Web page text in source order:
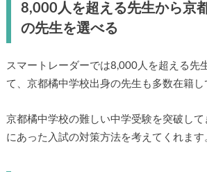
8,000人を超える先生から京
の先生を選べる
スマートレーダーでは8,000人を超える先
て、京都橘中学校出身の先生も多数在籍し
京都橘中学校の難しい中学受験を突破し
にあった入試の対策方法を考えてくれます